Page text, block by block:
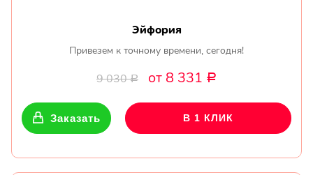
Эйфория
Привезем к точному времени, сегодня!
9 030Р от 8 331 Р
Заказать В 1 КЛИК